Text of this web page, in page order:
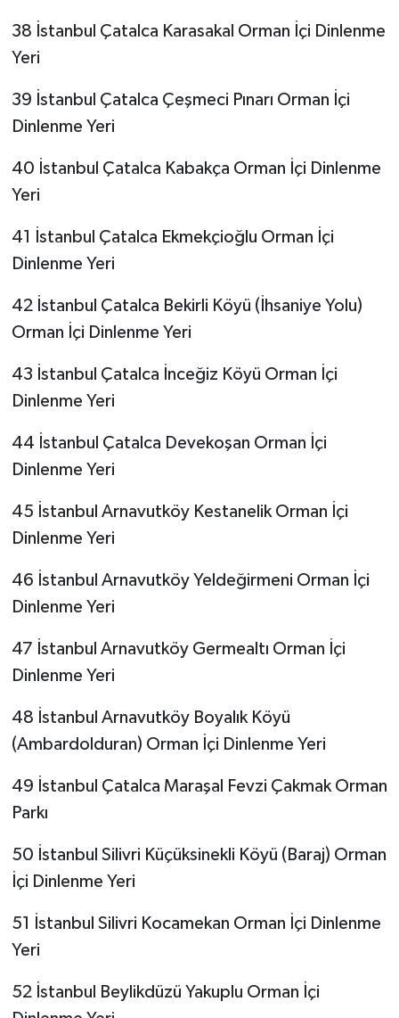
38 İstanbul Çatalca Karasakal Orman İçi Dinlenme
Yeri
39 İstanbul Çatalca Çeşmeci Pınarı Orman İçi
Dinlenme Yeri
40 İstanbul Çatalca Kabakça Orman İçi Dinlenme
Yeri
41 İstanbul Çatalca Ekmekçioğlu Orman İçi
Dinlenme Yeri
42 İstanbul Çatalca Bekirli Köyü (İhsaniye Yolu)
Orman İçi Dinlenme Yeri
43 İstanbul Çatalca İnceğiz Köyü Orman İçi
Dinlenme Yeri
44 İstanbul Çatalca Devekoşan Orman İçi
Dinlenme Yeri
45 İstanbul Arnavutköy Kestanelik Orman İçi
Dinlenme Yeri
46 İstanbul Arnavutköy Yeldeğirmeni Orman İçi
Dinlenme Yeri
47 İstanbul Arnavutköy Germealtı Orman İçi
Dinlenme Yeri
48 İstanbul Arnavutköy Boyalık Köyü
(Ambardolduran) Orman İçi Dinlenme Yeri
49 İstanbul Çatalca Maraşal Fevzi Çakmak Orman
Parkı
50 İstanbul Silivri Küçüksinekli Köyü (Baraj) Orman
İçi Dinlenme Yeri
51 İstanbul Silivri Kocamekan Orman İçi Dinlenme
Yeri
52 İstanbul Beylikdüzü Yakuplu Orman İçi